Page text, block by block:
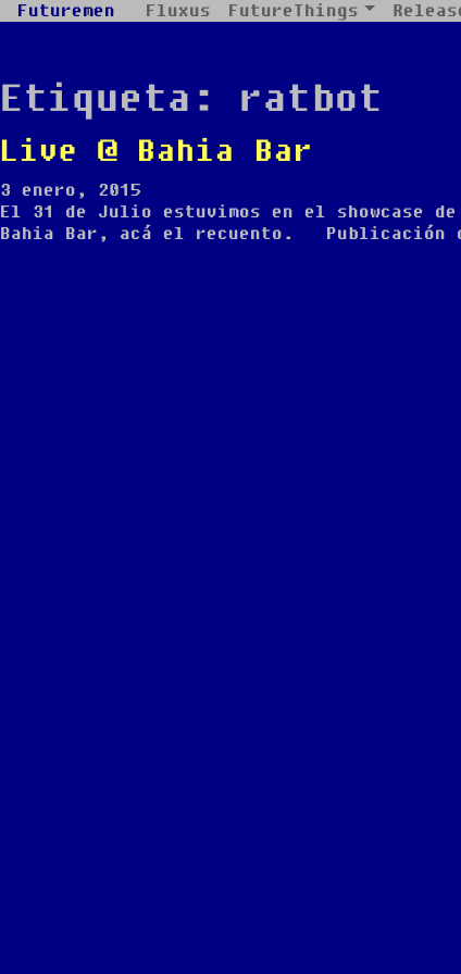
Futuremen Fluxus FutureThings
Etiqueta: ratbot
Live @ Bahia Bar
3 enero, 2015
El 31 de Julio estuvimos en el showcase
Bahia Bar, acá el recuento. Publicación